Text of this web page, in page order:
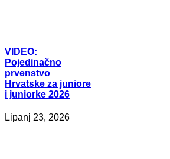
VIDEO:
Pojedinačno
prvenstvo
Hrvatske za juniore
i juniorke 2026
Lipanj 23, 2026